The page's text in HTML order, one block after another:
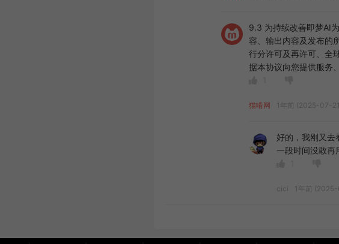
9.3 为持续改善即梦AI
容、输出内容及发布的
行分许可及再许可、全
据本协议向您提供服务
猫啃网 1年前 (2025-07-
好的，我刚又去
一段时间没敢再
cici 1年前